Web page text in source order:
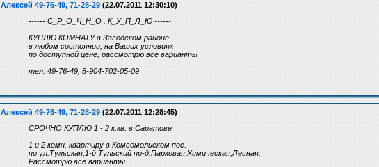
Алексей 49-76-49, 71-28-29 (22.07.2011 12:30:10)
------ С_Р_О_Ч_Н_О . К_У_П_Л_Ю ------
КУПЛЮ КОМНАТУ в Заводском районе
в любом состоянии, на Ваших условиях
по доступной цене, рассмотрю все варианты
тел. 49-76-49, 8-904-702-05-09
Алексей 49-76-49, 71-28-29 (22.07.2011 12:28:45)
СРОЧНО КУПЛЮ 1 - 2 к.кв. в Саратове
1 и 2 комн. квартиру в Комсомольском пос.
по ул.Тульская,1-й Тульский пр-д,Парковая,Химическая,Лесная.
Рассмотрю все варианты.